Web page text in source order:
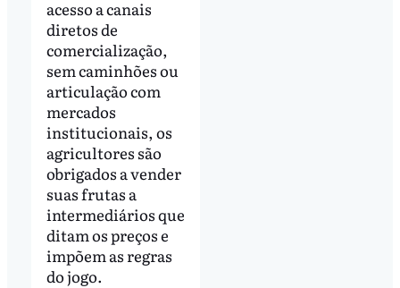
acesso a canais
diretos de
comercialização,
sem caminhões ou
articulação com
mercados
institucionais, os
agricultores são
obrigados a vender
suas frutas a
intermediários que
ditam os preços e
impõem as regras
do jogo.